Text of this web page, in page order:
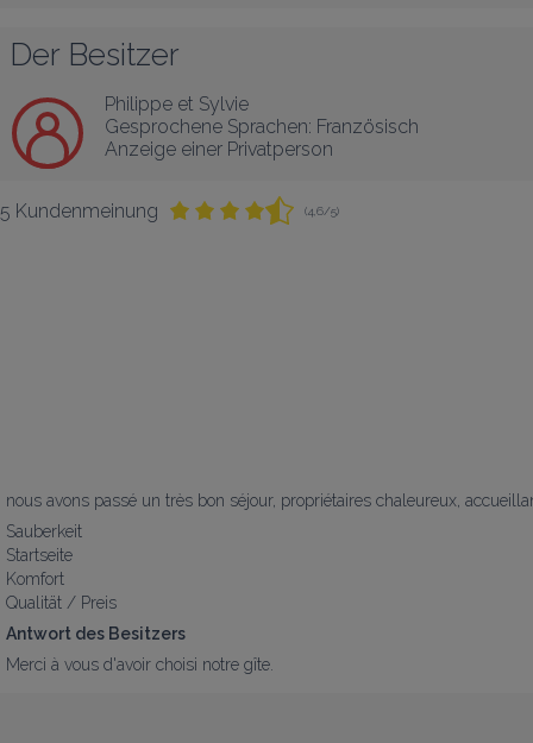
Der Besitzer
Philippe et Sylvie
Gesprochene Sprachen: Französisch
Anzeige einer Privatperson
5 Kundenmeinung (4,6/5)
nous avons passé un très bon séjour, propriétaires chaleureux,
Sauberkeit
Startseite
Komfort
Qualität / Preis
Antwort des Besitzers
Merci à vous d'avoir choisi notre gîte.